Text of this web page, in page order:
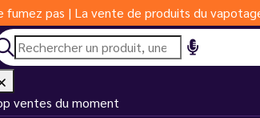
fumez pas | La vente de produits du
ventes du moment